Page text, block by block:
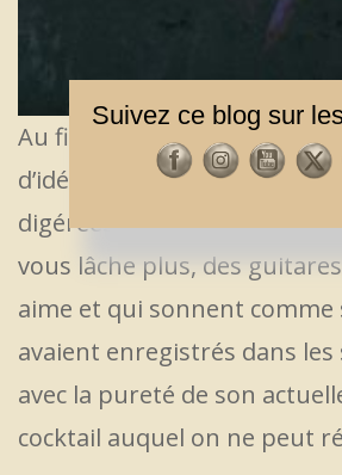
Au final, un album maitrisé
d’idées, de références, et
digérées. Une voix qui vous
vous lâche plus, des
aime et qui sonnent comme
avaient enregistrés dans les
avec la pureté de son
cocktail auquel on ne peut
Suivez ce blog sur